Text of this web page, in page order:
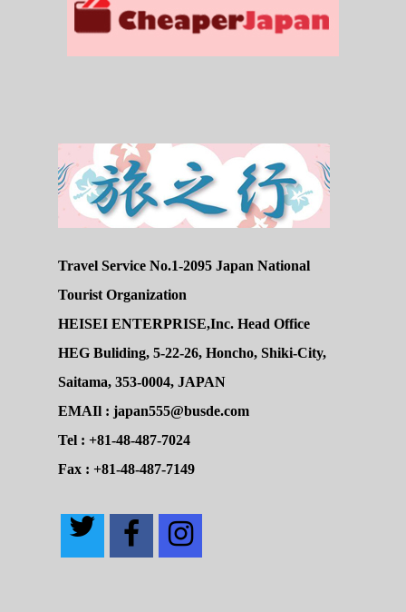
Travel Service No.1-2095 Japan National
Tourist Organization
HEISEI ENTERPRISE,Inc. Head Office
HEG Buliding, 5-22-26, Honcho, Shiki-City,
Saitama, 353-0004, JAPAN
EMAIl : japan555@busde.com
Tel : +81-48-487-7024
Fax : +81-48-487-7149